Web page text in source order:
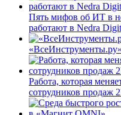
Пять мифов об ИТ в
работают в Nedra
Работа, которая
сотрудников продаж